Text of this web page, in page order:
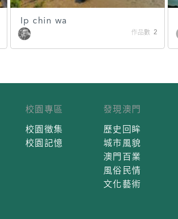
Ip chin wa
作品數 2
校園專區
校園徵集
校園記憶
發現澳門
歷史回眸
城市風貌
澳門百業
風俗民情
文化藝術